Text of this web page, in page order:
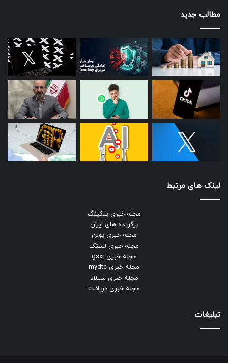
مطالب جدید
لینک های مرتبط
مجله خبری بیکینگ
برگزیده های ایران
مجله خبری یولن
مجله خبری لستک
مجله خبری gsxr
مجله خبری mydtc
مجله خبری سیلاد
مجله خبری دریافت
تبلیغات